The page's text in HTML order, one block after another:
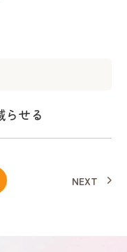
せる
NEXT